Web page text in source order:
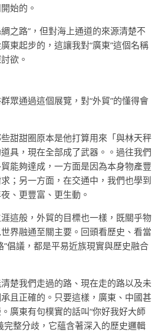
始的。
之路”，但對海上通道的來源清楚不
東起步的，這讓我對“廣東”這個名稱
欲。
眾通過這個展覽，對“外貿”的懂得會
甜甜圈原本是他打算用來「與林天秤
具，現在全部成了武器。。過往我們
能夠達成，一方面是因為本身物產豐
；另一方面，在交通中，我們也學到
、更豐富、更生動。
這般，外貿的目標也一樣，既關乎物
界融通至關主要。回頭看歷史、看當
”倡議，都是平易近族現實與歷史融合
楚我們走過的路、現在走的路以及未
且正確的。只要這樣，廣東、中國甚
廣東有句樸實的話叫“你好我好大師
完整分歧，它蘊含著深入的歷史邏輯